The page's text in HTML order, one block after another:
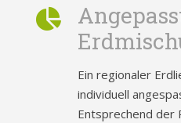
Ein regionaler
individuell
Entsprechend der